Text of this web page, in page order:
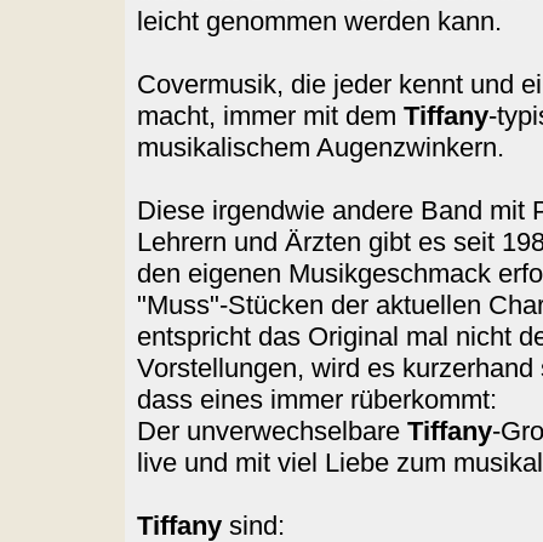
leicht genommen werden kann.
Covermusik, die jeder kennt und
macht, immer mit dem Tiffany-
musikalischem Augenzwinkern.
Diese irgendwie andere Band mit
Lehrern und Ärzten gibt es seit
den eigenen Musikgeschmack
"Muss"-Stücken der aktuellen
entspricht das Original mal nicht
Vorstellungen, wird es kurzerhand
dass eines immer rüberkommt:
Der unverwechselbare Tiffany-
live und mit viel Liebe zum
Tiffanysind: